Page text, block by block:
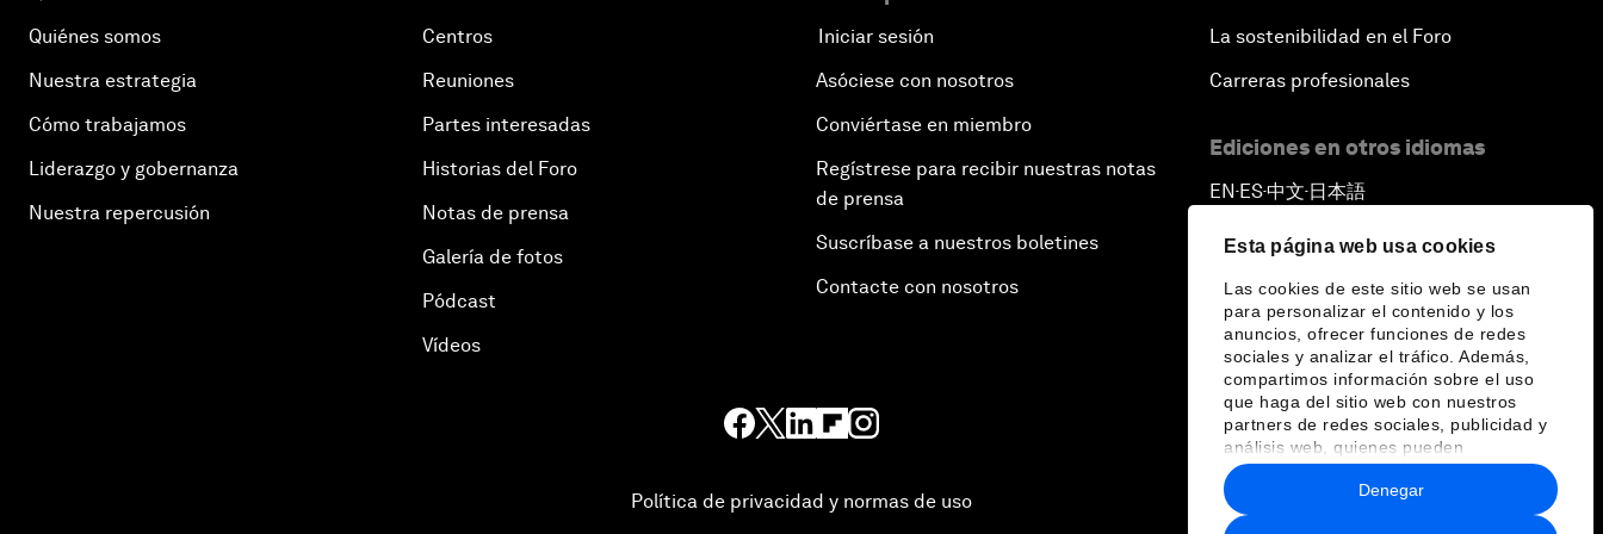
Esta página web usa cookies
Las cookies de este sitio web se usan
para personalizar el contenido y los
anuncios, ofrecer funciones de redes
sociales y analizar el tráfico. Además,
compartimos información sobre el uso
que haga del sitio web con nuestros
partners de redes sociales, publicidad y
análisis web, quienes pueden
combinarla con otra información que les
haya proporcionado o que hayan
recopilado a partir del uso que haya
Denegar
Quiénes somos
Nuestra estrategia
Cómo trabajamos
Liderazgo y gobernanza
Nuestra repercusión
Centros
Reuniones
Partes interesadas
Historias del Foro
Notas de prensa
Galería de fotos
Pódcast
Vídeos
Iniciar sesión
Asóciese con nosotros
Conviértase en miembro
Regístrese para recibir nuestras notas
de prensa
Suscríbase a nuestros boletines
Contacte con nosotros
La sostenibilidad en el Foro
Carreras profesionales
Ediciones en otros idiomas
EN ▪ ES▪中文▪ 日本語
Política de privacidad y normas de uso